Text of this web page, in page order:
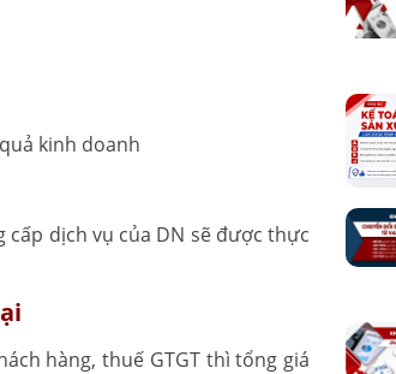
kinh doanh
dịch vụ của DN sẽ được thực
hàng, thuế GTGT thì tổng giá